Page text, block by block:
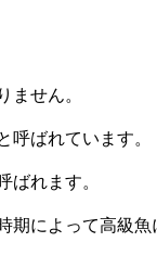
せん。
ばれています。
れます。
によって高級